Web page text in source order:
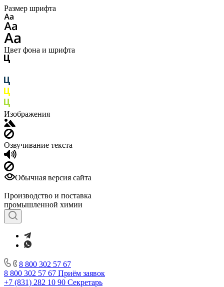
Размер шрифта
Цвет фона и шрифта
Изображения
Озвучивание текста
Обычная версия сайта
Производство и поставка
промышленной химии
8 800 302 57 67
8 800 302 57 67 Приём заявок
+7 (831) 282 10 90 Секретарь